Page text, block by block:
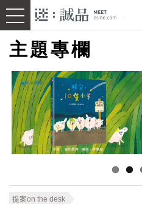
主題專欄
提案on the desk